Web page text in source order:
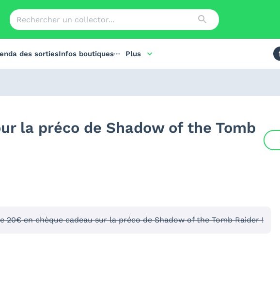
des sortiesInfos boutiques Plus
la préco de Shadow of the Tomb
20€ en chèque cadeau sur la préco de Shadow of the Tomb Raider !